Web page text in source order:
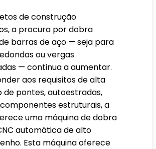
de construção
a procura por dobra
barras de aço — seja para
ou vergas
— continua a aumentar.
aos requisitos de alta
de pontes, autoestradas,
estruturais, a
uma máquina de dobra
automática de alto
Esta máquina oferece